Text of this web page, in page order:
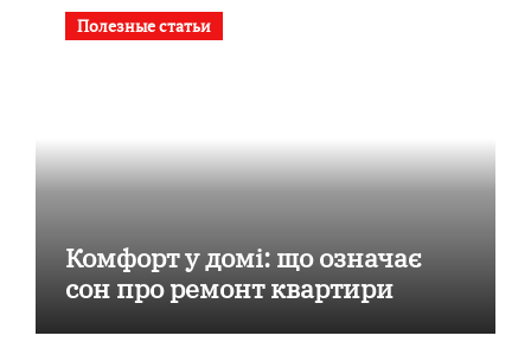
Полезные статьи
Комфорт у домі: що означає
сон про ремонт квартири